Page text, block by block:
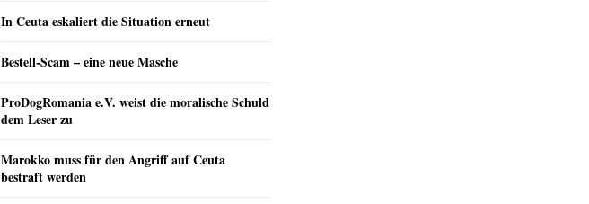
In Ceuta eskaliert die Situation erneut
Bestell-Scam – eine neue Masche
ProDogRomania e.V. weist die moralische Schuld
dem Leser zu
Marokko muss für den Angriff auf Ceuta
bestraft werden